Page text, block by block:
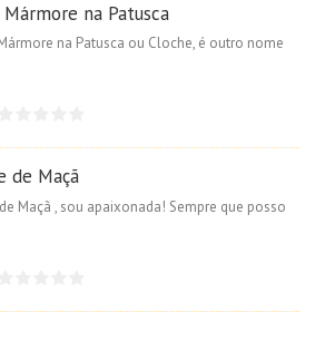
na Patusca
na Patusca ou Cloche, é outro nome
de Maçã
Maçã , sou apaixonada! Sempre que posso